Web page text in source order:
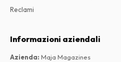
Reclami
Informazioni aziendali
Azienda: Maja Magazines